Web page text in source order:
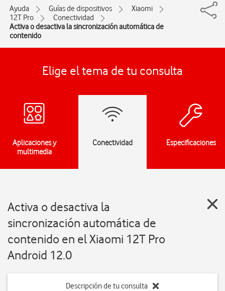
Ayuda Guías de dispositivos
Xiaomi
12T Pro
Conectividad
Activa o desactiva la sincronización automática de
contenido
Elige el tema de tu consulta
Aplicaciones y
multimedia
Conectividad Especificaciones
Activa o desactiva la
sincronización automática de
contenido en el Xiaomi 12T Pro
Android 12.0
Descripción de tu consulta